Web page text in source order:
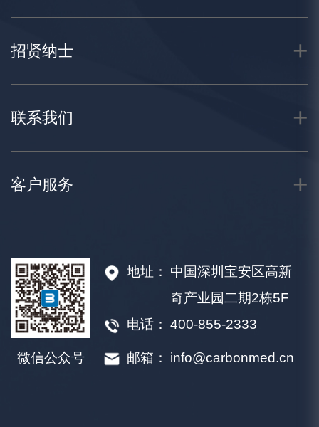
招贤纳士
联系我们
客户服务
微信公众号
地址：
中国深圳宝安区高新
奇产业园二期2栋5F
电话： 400-855-2333
邮箱： info@carbonmed.cn